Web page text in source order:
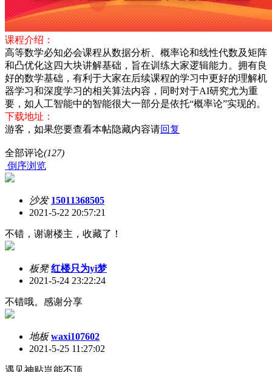
课程介绍：
高等数学必知必会课程从数据分析、概率论和线性代数及矩阵
和凸优化这四大块讲解基础，旨在训练大家逻辑能力。拥有良
好的数学基础，有利于大家在后续课程的学习中更好的理解机
器学习和深度学习的相关算法内容，同时对于AI研究尤为重
要，如人工智能中的智能很大一部分是依托“概率论”实现的。
下载地址：
游客，如果您要查看本帖隐藏内容请回复
全部评论(127)
倒序浏览
沙发 15011368505
2021-5-22 20:57:21
不错，谢谢楼主，收藏了！
板凳 红楼只为yi梦
2021-5-24 23:22:24
不错哦。感谢分享
地板 waxi107602
2021-5-25 11:27:02
遇见神贴岂能不顶